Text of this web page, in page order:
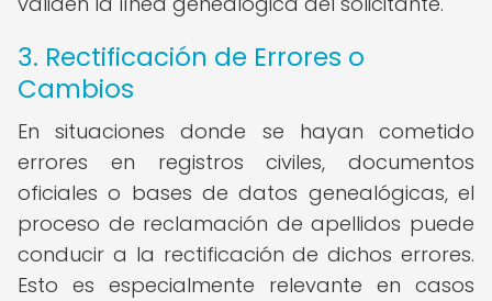
3. Rectificación de Errores o
Cambios
En situaciones donde se hayan cometido
errores en registros civiles, documentos
oficiales o bases de datos genealógicas, el
proceso de reclamación de apellidos puede
conducir a la rectificación de dichos errores.
Esto es especialmente relevante en casos